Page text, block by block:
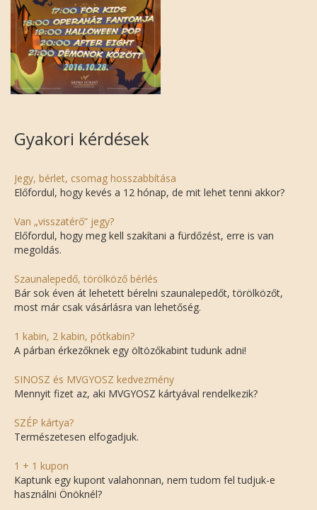
Gyakori kérdések
Jegy, bérlet, csomag hosszabbítása
Előfordul, hogy kevés a 12 hónap, de mit lehet tenni akkor?
Van „visszatérő” jegy?
Előfordul, hogy meg kell szakítani a fürdőzést, erre is van
megoldás.
Szaunalepedő, törölköző bérlés
Bár sok éven át lehetett bérelni szaunalepedőt, törölközőt,
most már csak vásárlásra van lehetőség.
1 kabin, 2 kabin, pótkabin?
A párban érkezőknek egy öltözőkabint tudunk adni!
SINOSZ és MVGYOSZ kedvezmény
Mennyit fizet az, aki MVGYOSZ kártyával rendelkezik?
SZÉP kártya?
Természetesen elfogadjuk.
1 + 1 kupon
Kaptunk egy kupont valahonnan, nem tudom fel tudjuk-e
használni Önöknél?